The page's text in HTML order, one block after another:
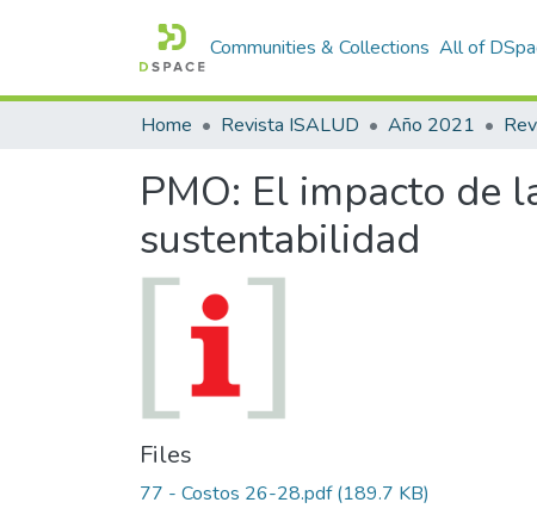
Communities & Collections All of
Home Revista ISALUD Año 2021
PMO: El impacto de
sustentabilidad
Files
77 - Costos 26-28.pdf(189.7 KB)